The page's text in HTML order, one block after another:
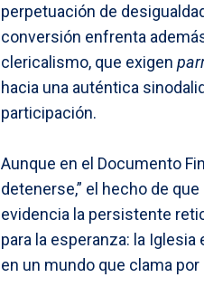
perpetuación de
conversión enfrenta
clericalismo, que exigen
hacia una auténtica
participación.
Aunque en el Documento
detenerse,” el hecho de
evidencia la persistente
para la esperanza: la
en un mundo que clama